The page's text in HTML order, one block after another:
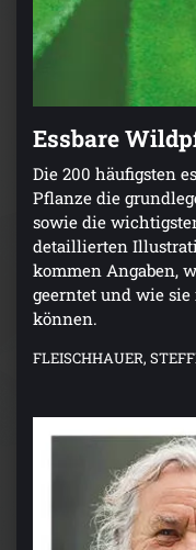
Essbare
Die 200 häufigsten
Pflanze die
sowie die
detaillierten
kommen Angaben,
geerntet und wie
können.
FLEISCHHAUER,